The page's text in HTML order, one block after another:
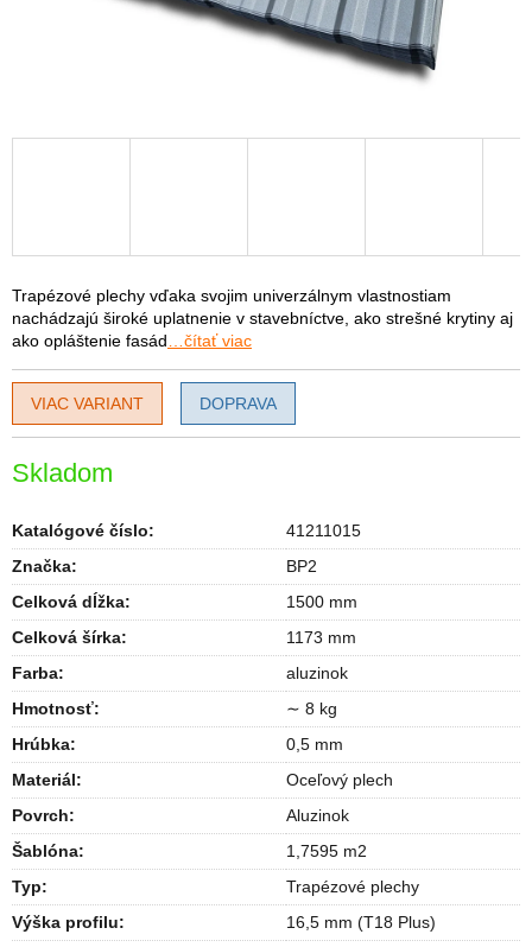
Skladom
Trapézové plechy vďaka svojim univerzálnym vlastnostiam
nachádzajú široké uplatnenie v stavebníctve, ako strešné krytiny aj
ako opláštenie fasád …čítať viac
Katalógové číslo:
41211015
Značka:
BP2
Celková dĺžka:
1500 mm
Celková šírka:
1173 mm
Farba:
aluzinok
Hmotnosť:
∼ 8 kg
Hrúbka:
0,5 mm
Materiál:
Oceľový plech
Povrch:
Aluzinok
Šablóna:
1,7595 m2
Typ:
Trapézové plechy
Výška profilu:
16,5 mm (T18 Plus)
VIAC VARIANT DOPRAVA